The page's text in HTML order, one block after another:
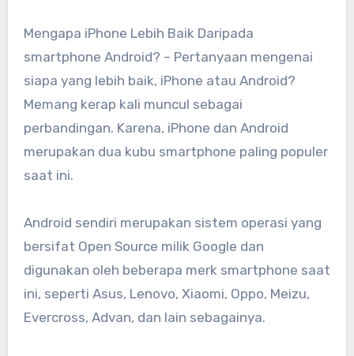
Mengapa iPhone Lebih Baik Daripada
smartphone Android? – Pertanyaan mengenai
siapa yang lebih baik, iPhone atau Android?
Memang kerap kali muncul sebagai
perbandingan. Karena, iPhone dan Android
merupakan dua kubu smartphone paling populer
saat ini.
Android sendiri merupakan sistem operasi yang
bersifat Open Source milik Google dan
digunakan oleh beberapa merk smartphone saat
ini, seperti Asus, Lenovo, Xiaomi, Oppo, Meizu,
Evercross, Advan, dan lain sebagainya.